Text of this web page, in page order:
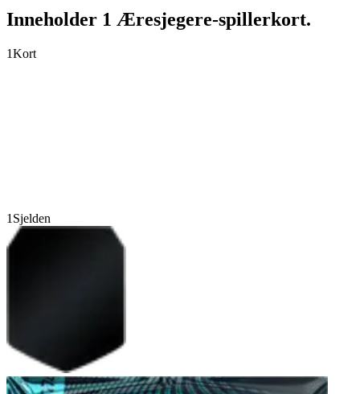
Inneholder 1 Æresjegere-spillerkort.
1Kort
1 Sjelden